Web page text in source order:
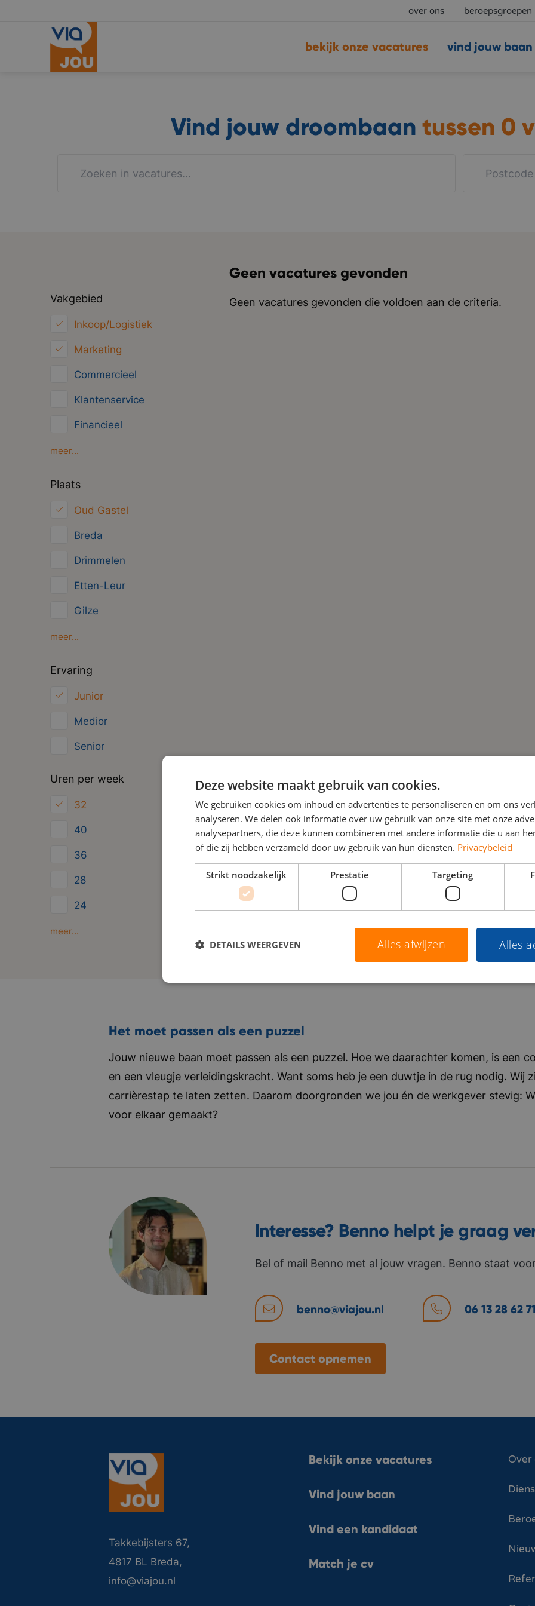
over ons beroepsgroepen
vind jouw baan
bekijk onze vacatures
Vind jouw droombaan tussen 0
Vakgebied
Inkoop/Logistiek
Marketing
Commercieel
Klantenservice
Financieel
HRM
meer...
Plaats
Oud Gastel
Breda
Drimmelen
Etten-Leur
Gilze
Moerdijk
meer...
Ervaring
Junior
Medior
Senior
Uren per week
32
40
36
28
24
Minder dan 24
meer...
Geen vacatures gevonden
Geen vacatures gevonden die voldoen aan de criteria.
Het moet passen als een puzzel
Jouw nieuwe baan moet passen als een puzzel. Hoe we daarachter komen, is een
en een vleugje verleidingskracht. Want soms heb je een duwtje in de rug nodig. Wij
carrièrestap te laten zetten. Daarom doorgronden we jou én de werkgever stevig:
voor elkaar gemaakt?
Interesse? Benno helpt je graag
Bel of mail Benno met al jouw vragen. Benno staat
benno@viajou.nl 06 13 28 62
Contact opnemen
Takkebijsters 67,
4817 BL Breda,
info@viajou.nl
Bekijk onze vacatures
Vind jouw baan
Vind een kandidaat
Match je cv
Over
Deze website maakt gebruik van cookies.
We gebruiken cookies om inhoud en advertenties te personaliseren en om ons
analyseren. We delen ook informatie over uw gebruik van onze site met onze
analysepartners, die deze kunnen combineren met andere informatie die u aan
of die zij hebben verzameld door uw gebruik van hun diensten. Privacybeleid
Strikt noodzakelijk Prestatie Targeting
Alles
Alles afwijzen
DETAILS WEERGEVEN